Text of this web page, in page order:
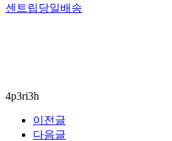
센트립당일배송
4p3ri3h
이전글
다음글